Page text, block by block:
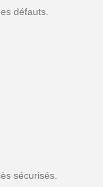
défauts.
sécurisés.